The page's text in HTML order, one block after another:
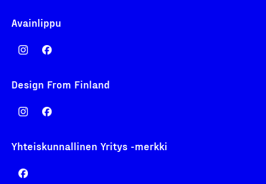
Avainlippu
Design From Finland
Yhteiskunnallinen Yritys -merkki